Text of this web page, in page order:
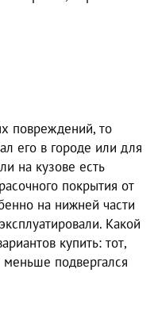
повреждений, то
его в городе или для
на кузове есть
покрытия от
на нижней части
Какой
купить: тот,
подвергался